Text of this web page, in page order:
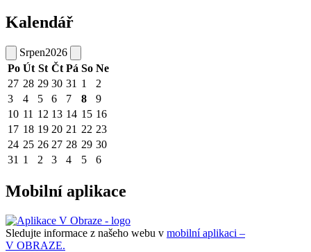
Kalendář
Srpen2026
Po Út St Čt Pá So Ne
27 28 29 30 31 1
2
3
4 5 6 7 8
9
10 11 12 13 14 15 16
17 18 19 20 21 22 23
24 25 26 27 28 29 30
31 1 2 3 4 5 6
Mobilní aplikace
Sledujte informace z našeho webu v mobilní aplikaci –
V OBRAZE.